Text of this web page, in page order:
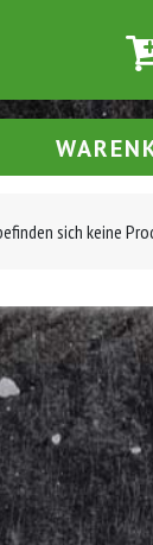
sich keine